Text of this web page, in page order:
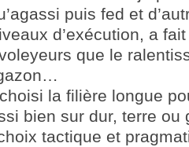
puis fed et
d’exécution, a
que le
la filière longue
bien sur dur, terre ou
tactique et